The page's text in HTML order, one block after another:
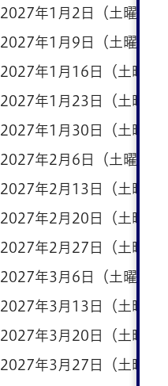
2027年1月2日（土曜日）
2027年1月9日（土曜日）
2027年1月16日（土曜日）
2027年1月23日（土曜日）
2027年1月30日（土曜日）
2027年2月6日（土曜日）
2027年2月13日（土曜日）
2027年2月20日（土曜日）
2027年2月27日（土曜日）
2027年3月6日（土曜日）
2027年3月13日（土曜日）
2027年3月20日（土曜日）
2027年3月27日（土曜日）